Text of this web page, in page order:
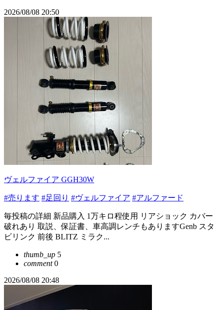
2026/08/08 20:50
ヴェルファイア GGH30W
#売ります #足回り #ヴェルファイア #アルファード
毎投稿の詳細 新品購入 1万キロ程使用 リアショック カバー
破れあり 取説、保証書、車高調レンチもありますGenb スタ
ビリンク 前後 BLITZ ミラク...
thumb_up 5
comment0
2026/08/08 20:48